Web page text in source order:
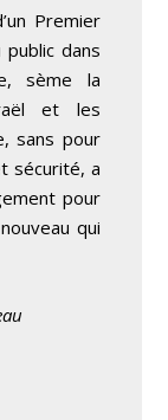
Premier
dans
sème la
et les
sans pour
sécurité, a
pour
qui